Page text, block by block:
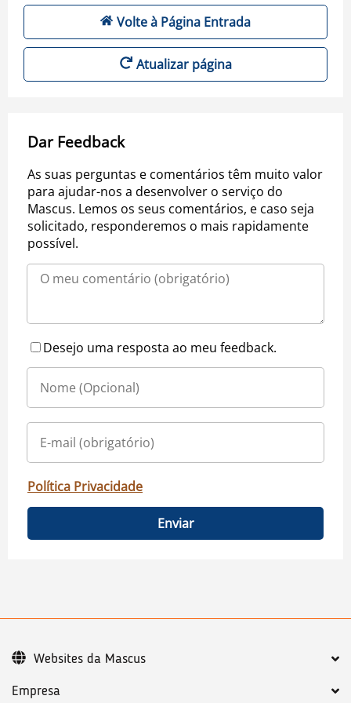
Volte à Página Entrada
Atualizar página
Dar Feedback
As suas perguntas e comentários têm muito valor
para ajudar-nos a desenvolver o serviço do
Mascus. Lemos os seus comentários, e caso seja
solicitado, responderemos o mais rapidamente
possível.
Desejo uma resposta ao meu feedback.
Política Privacidade
Enviar
Empresa
Websites da Mascus